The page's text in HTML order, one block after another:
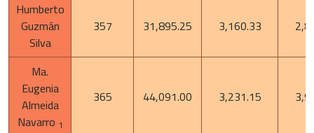
Humberto
Guzmán
Silva
357 31,895.25 3,160.33
Ma.
Eugenia
Almeida
Navarro 1
365 44,091.00 3,231.15